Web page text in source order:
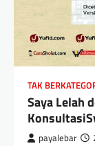
TAK
Saya Lelah
payalebar